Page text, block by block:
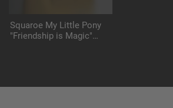
Squaroe My Little Pony
"Friendship is Magic"